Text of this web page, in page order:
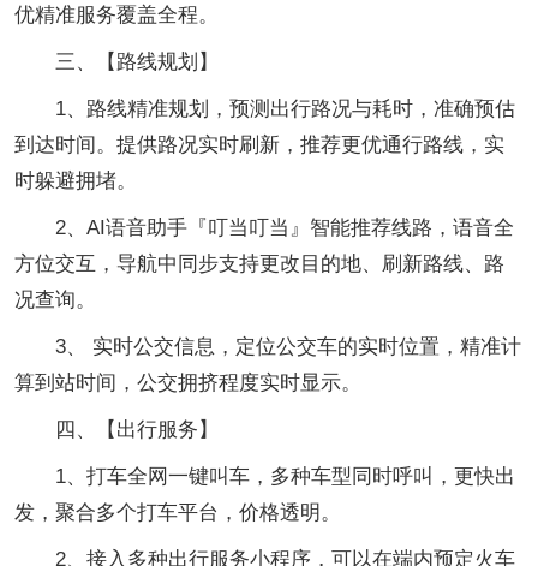
优精准服务覆盖全程。
三、【路线规划】
1、路线精准规划，预测出行路况与耗时，准确预估
到达时间。提供路况实时刷新，推荐更优通行路线，实
时躲避拥堵。
2、AI语音助手『叮当叮当』智能推荐线路，语音全
方位交互，导航中同步支持更改目的地、刷新路线、路
况查询。
3、 实时公交信息，定位公交车的实时位置，精准计
算到站时间，公交拥挤程度实时显示。
四、【出行服务】
1、打车全网一键叫车，多种车型同时呼叫，更快出
发，聚合多个打车平台，价格透明。
2、接入多种出行服务小程序，可以在端内预定火车